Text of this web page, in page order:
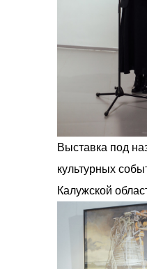
Выставка под
культурных
Калужской